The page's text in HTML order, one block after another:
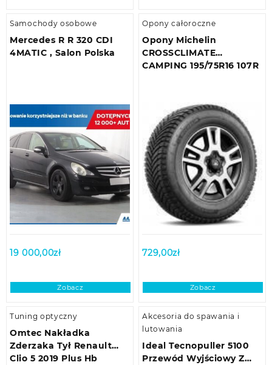
Samochody osobowe
Mercedes R R 320 CDI
4MATIC , Salon Polska
19 000,00zł
Zobacz
Opony całoroczne
Opony Michelin
CROSSCLIMATE
CAMPING 195/75R16 107R
729,00zł
Zobacz
Tuning optyczny
Omtec Nakładka
Zderzaka Tył Renault
Clio 5 2019 Plus Hb
Akcesoria do spawania i
lutowania
Ideal Tecnopuller 5100
Przewód Wyjściowy Z